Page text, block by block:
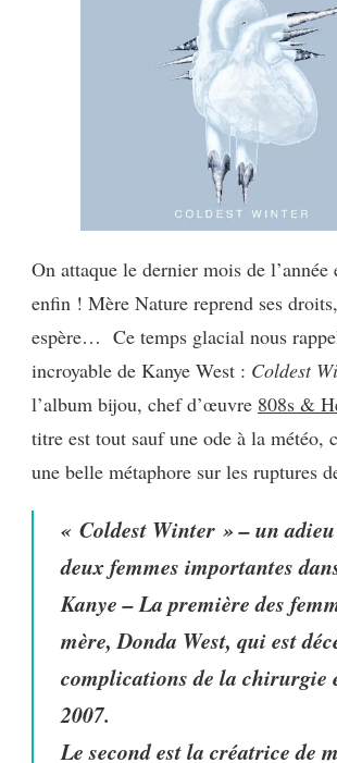
On attaque le dernier mois de l’année
enfin ! Mère Nature reprend ses
espère… Ce temps glacial nous
incroyable de Kanye West : Coldest
l’album bijou, chef d’œuvre 808s &
titre est tout sauf une ode à la météo,
une belle métaphore sur les ruptures
« Coldest Winter » – un
deux femmes importantes
Kanye – La première des
mère, Donda West, qui est
complications de la chirurgie
2007.
Le second est la créatrice de